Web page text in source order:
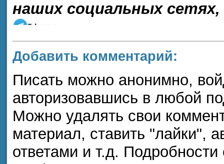
наших социальных
Добавить комментарий:
Писать можно анонимно,
авторизовавшись в любой
Можно удалять свои
материал, ставить "лайки",
ответами и т.д.